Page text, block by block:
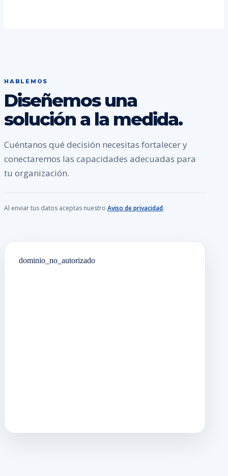
HABLEMOS
Diseñemos una
solución a la medida.
Cuéntanos qué decisión necesitas fortalecer y
conectaremos las capacidades adecuadas para
tu organización.
Al enviar tus datos aceptas nuestro Aviso de privacidad.
dominio_no_autorizado